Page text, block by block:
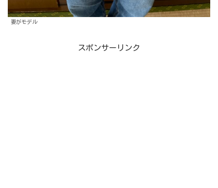
妻がモデル
スポンサーリンク